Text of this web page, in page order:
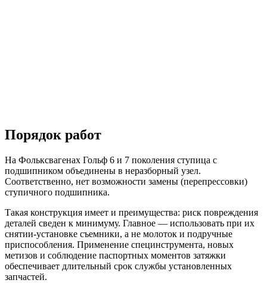
Порядок работ
На Фольксвагенах Гольф 6 и 7 поколения ступица с
подшипником объединены в неразборный узел.
Соответственно, нет возможности замены (перепрессовки)
ступичного подшипника.
Такая конструкция имеет и преимущества: риск повреждения
деталей сведен к минимуму. Главное — использовать при их
снятии-установке съемники, а не молоток и подручные
приспособления. Применение специнструмента, новых
метизов и соблюдение паспортных моментов затяжки
обеспечивает длительный срок службы установленных
запчастей.